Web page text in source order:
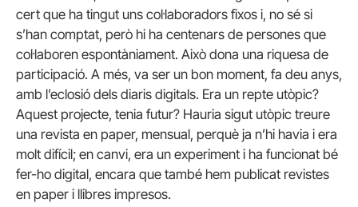
cert que ha tingut uns col·laboradors fixos i, no sé si
s’han comptat, però hi ha centenars de persones que
col·laboren espontàniament. Això dona una riquesa de
participació. A més, va ser un bon moment, fa deu anys,
amb l’eclosió dels diaris digitals. Era un repte utòpic?
Aquest projecte, tenia futur? Hauria sigut utòpic treure
una revista en paper, mensual, perquè ja n’hi havia i era
molt difícil; en canvi, era un experiment i ha funcionat bé
fer-ho digital, encara que també hem publicat revistes
en paper i llibres impresos.